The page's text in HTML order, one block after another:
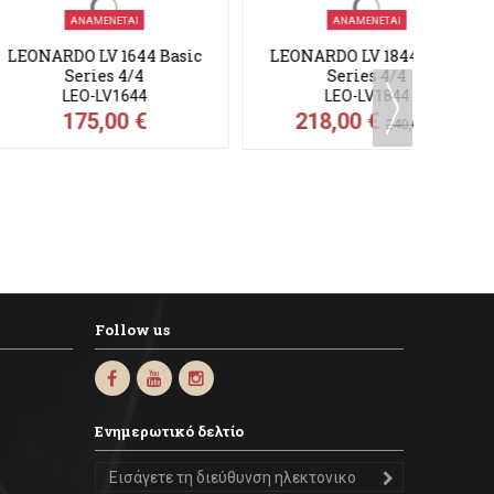
LV 1844 Basic
240,00 €
LEONARDO LV 2044 Student
280,00 €299,00 €
Follow us
Ενημερωτικό δελτίο